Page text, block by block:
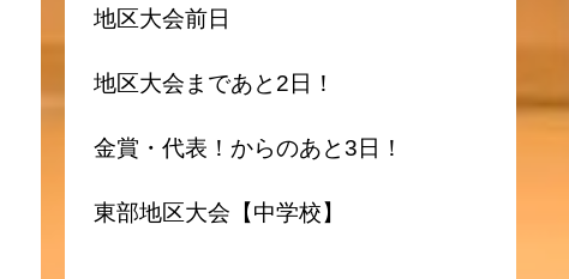
地区大会前日
地区大会まであと2日！
金賞・代表！からのあと3日！
東部地区大会【中学校】